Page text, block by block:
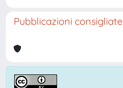
Pubblicazioni consigliate